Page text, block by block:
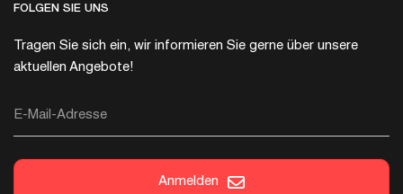
FOLGEN SIE UNS
Tragen Sie sich ein, wir informieren Sie gerne über unsere
aktuellen Angebote!
E-Mail-Adresse
Anmelden